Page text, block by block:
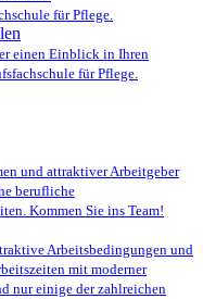
für Pflege.
einen Einblick in Ihren
für Pflege.
und attraktiver Arbeitgeber
berufliche
Kommen Sie ins Team!
Arbeitsbedingungen und
mit moderner
nur einige der zahlreichen